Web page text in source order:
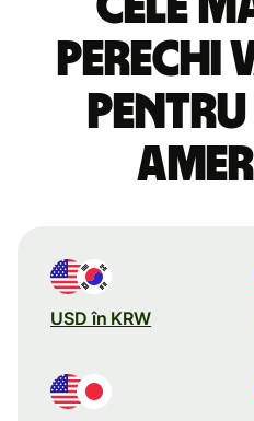
perechi
USD în KRW